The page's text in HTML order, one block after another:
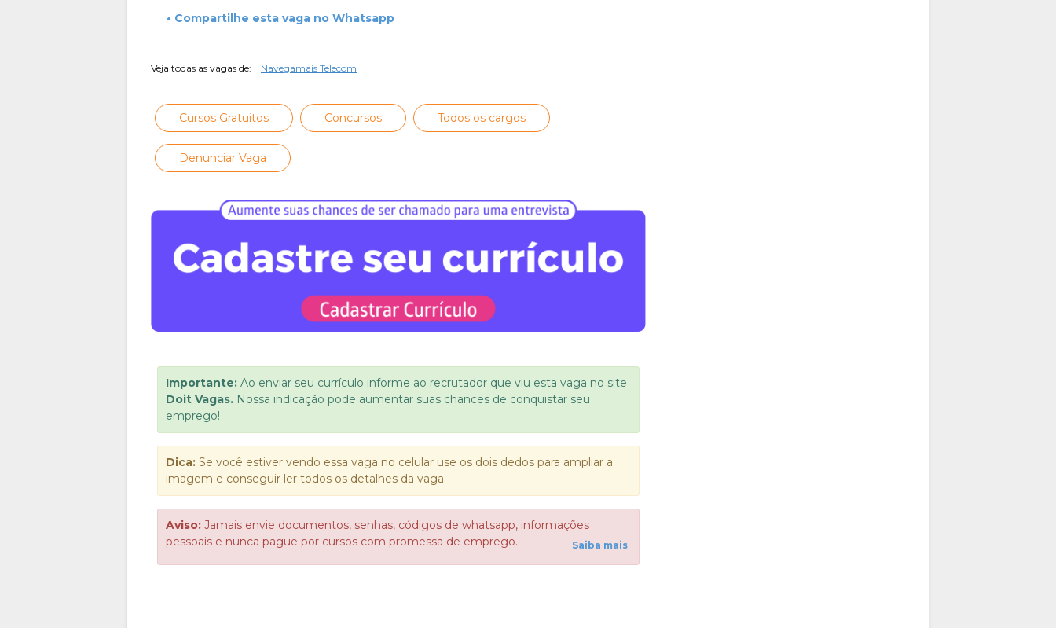
• Compartilhe esta vaga no Whatsapp
Veja todas as vagas de: Navegamais Telecom
Cursos Gratuitos Concursos Todos os cargos
Denunciar Vaga
Importante: Ao enviar seu currículo informe ao recrutador que viu esta vaga no site
Doit Vagas. Nossa indicação pode aumentar suas chances de conquistar seu
emprego!
Dica: Se você estiver vendo essa vaga no celular use os dois dedos para ampliar a
imagem e conseguir ler todos os detalhes da vaga.
Aviso: Jamais envie documentos, senhas, códigos de whatsapp, informações
pessoais e nunca pague por cursos com promessa de emprego.
Saiba mais